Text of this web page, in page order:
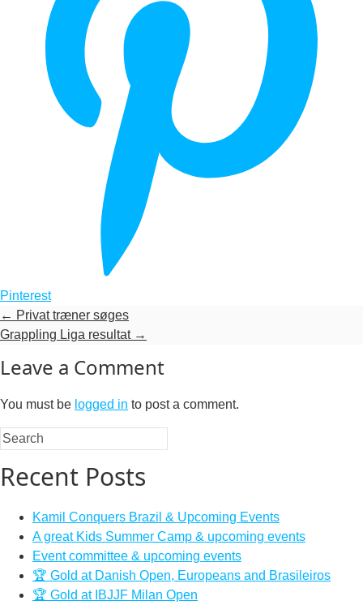
Pinterest
← Privat træner søges
Grappling Liga resultat →
Leave a Comment
You must be logged in to post a comment.
Recent Posts
Kamil Conquers Brazil & Upcoming Events
A great Kids Summer Camp & upcoming events
Event committee & upcoming events
🏆 Gold at Danish Open, Europeans and Brasileiros
🏆 Gold at IBJJF Milan Open